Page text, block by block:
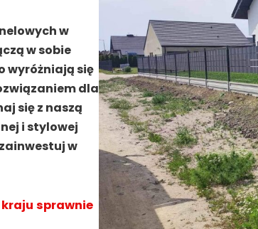
w
w sobie
wyróżniają się
dla
się z naszą
i stylowej
w
sprawnie